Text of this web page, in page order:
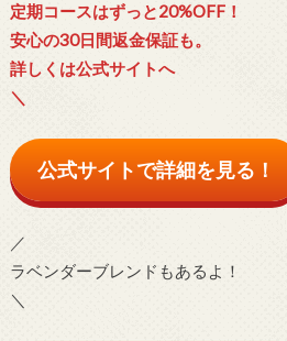
定期コースはずっと20%OFF！
安心の30日間返金保証も。
詳しくは公式サイトへ
＼
公式サイトで詳細を見る！
／
ラベンダーブレンドもあるよ！
＼